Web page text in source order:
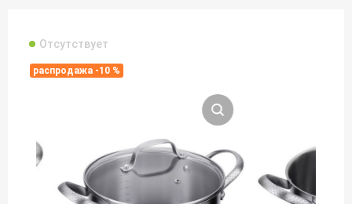
Отсутствует
распродажа -10 %